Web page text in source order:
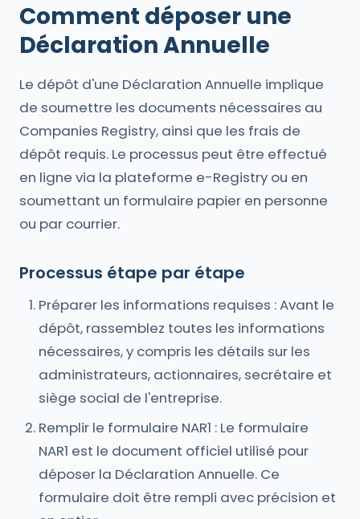
Comment déposer une
Déclaration Annuelle
Le dépôt d'une Déclaration Annuelle implique
de soumettre les documents nécessaires au
Companies Registry, ainsi que les frais de
dépôt requis. Le processus peut être effectué
en ligne via la plateforme e-Registry ou en
soumettant un formulaire papier en personne
ou par courrier.
Processus étape par étape
Préparer les informations requises : Avant le
dépôt, rassemblez toutes les informations
nécessaires, y compris les détails sur les
administrateurs, actionnaires, secrétaire et
siège social de l'entreprise.
Remplir le formulaire NAR1 : Le formulaire
NAR1 est le document officiel utilisé pour
déposer la Déclaration Annuelle. Ce
formulaire doit être rempli avec précision et